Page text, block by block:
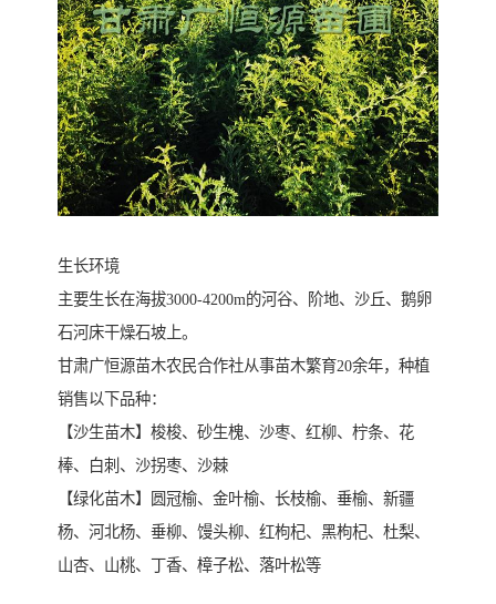
生长环境
主要生长在海拔3000-4200m的河谷、阶地、沙丘、鹅卵
石河床干燥石坡上。
甘肃广恒源苗木农民合作社从事苗木繁育20余年，种植
销售以下品种：
【沙生苗木】梭梭、砂生槐、沙枣、红柳、柠条、花
棒、白刺、沙拐枣、沙棘
【绿化苗木】圆冠榆、金叶榆、长枝榆、垂榆、新疆
杨、河北杨、垂柳、馒头柳、红枸杞、黑枸杞、杜梨、
山杏、山桃、丁香、樟子松、落叶松等